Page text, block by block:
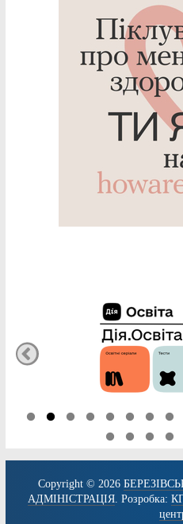
Copyright © 2026
АДМІНІСТРАЦІЯ. Розробка: